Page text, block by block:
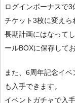
ログインボーナスで
チケット3枚に変え
長期計画にはなって
ールBOXに保存して
また、6周年記念イ
も入手できます。
イベントガチャで入